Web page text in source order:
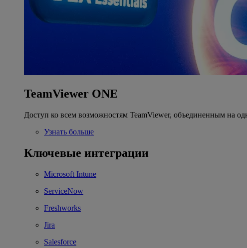
TeamViewer ONE
Доступ ко всем возможностям TeamViewer, объединенным на
Узнать больше
Ключевые интеграции
Microsoft Intune
ServiceNow
Freshworks
Jira
Salesforce